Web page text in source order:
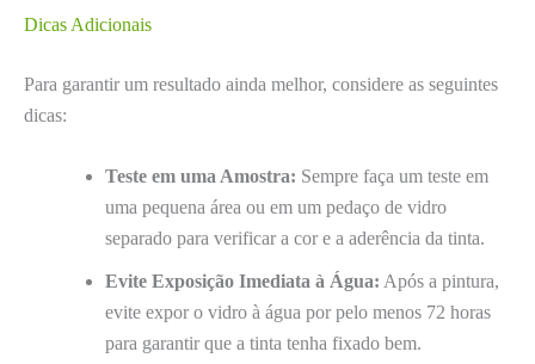
Dicas Adicionais
Para garantir um resultado ainda melhor, considere as seguintes
dicas:
Teste em uma Amostra: Sempre faça um teste em
uma pequena área ou em um pedaço de vidro
separado para verificar a cor e a aderência da tinta.
Evite Exposição Imediata à Água: Após a pintura,
evite expor o vidro à água por pelo menos 72 horas
para garantir que a tinta tenha fixado bem.